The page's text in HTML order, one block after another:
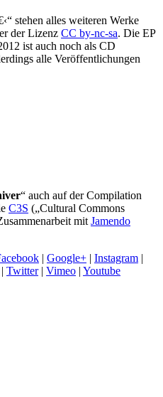
stehen alles weiteren Werke
der Lizenz CC by-nc-sa. Die EP
ist auch noch als CD
alle Veröffentlichungen
“ auch auf der Compilation
C3S („Cultural Commons
mit Jamendo
| Google+ | Instagram |
| Twitter| Vimeo | Youtube